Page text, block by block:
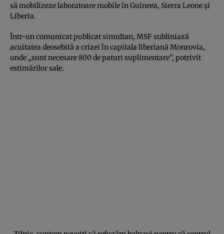
să mobilizeze laboratoare mobile în Guineea, Sierra Leone şi
Liberia.
Într-un comunicat publicat simultan, MSF subliniază
acuitatea deosebită a crizei în capitala liberiană Monrovia,
unde „sunt necesare 800 de paturi suplimentare”, potrivit
estimărilor sale.